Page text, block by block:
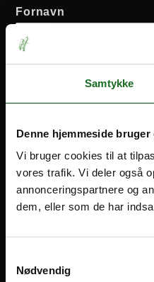
Samtykke
Denne hjemmeside bruger
Vi bruger cookies til at
vores trafik. Vi deler også
annonceringspartnere og
dem, eller som de har
Nødvendig
Fornavn
Efternavn